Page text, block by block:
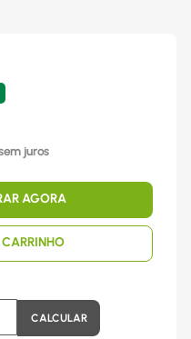
juros
AGORA